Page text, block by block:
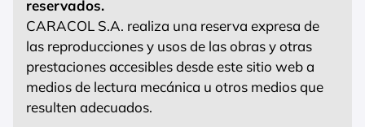
reservados.
CARACOL S.A. realiza una reserva expresa de
las reproducciones y usos de las obras y otras
prestaciones accesibles desde este sitio web a
medios de lectura mecánica u otros medios que
resulten adecuados.